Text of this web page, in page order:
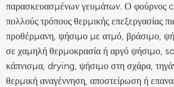
παρασκευασμένων γευμάτων. Ο φούρνος
πολλούς τρόπους θερμικής επεξεργασίας
προθέρμανη, ψήσιμο με ατμό, βράσιμο,
σε χαμηλή θερμοκρασία ή αργό ψήσιμο,
κάπνισμα, drying, ψήσιμο στη σχάρα,
θερμική αναγέννηση, αποστείρωση ή